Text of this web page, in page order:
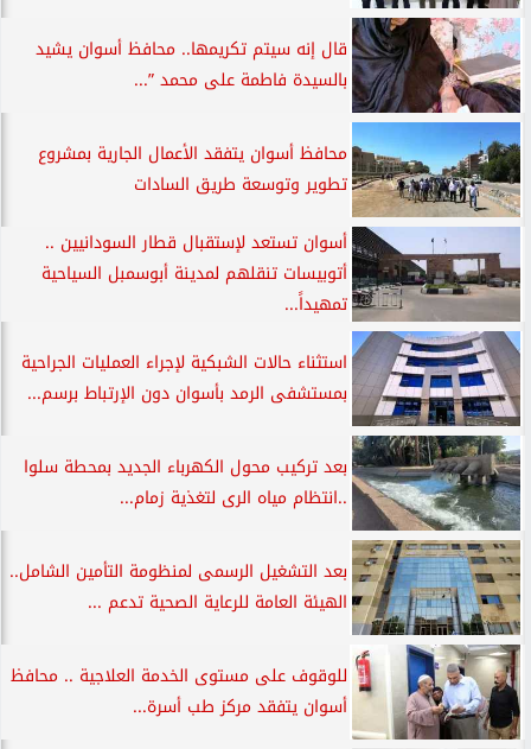
قال إنه سيتم تكريمها.. محافظ أسوان يشيد
بالسيدة فاطمة على محمد ”...
محافظ أسوان يتفقد الأعمال الجارية بمشروع
تطوير وتوسعة طريق السادات
أسوان تستعد لإستقبال قطار السودانيين ..
أتوبيسات تنقلهم لمدينة أبوسمبل السياحية
تمهيداً...
استثناء حالات الشبكية لإجراء العمليات الجراحية
بمستشفى الرمد بأسوان دون الإرتباط برسم...
بعد تركيب محول الكهرباء الجديد بمحطة سلوا
..انتظام مياه الرى لتغذية زمام...
بعد التشغيل الرسمى لمنظومة التأمين الشامل..
الهيئة العامة للرعاية الصحية تدعم ...
للوقوف على مستوى الخدمة العلاجية .. محافظ
أسوان يتفقد مركز طب أسرة...